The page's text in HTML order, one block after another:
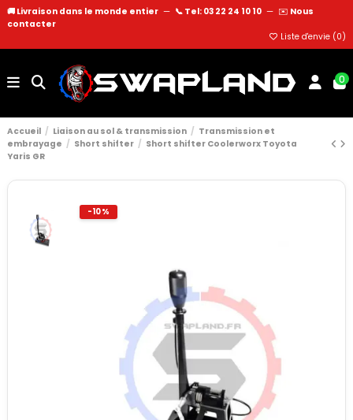
🚚 Livraison dans le monde entier — 📞 Tel: 03 22 24 10 10 — ✉️ Nous
contacter
Liste d'envie (0)
0
Accueil Liaison au sol & transmission
Transmission et
embrayage
Short shifter
Short shifter Coolerworx Toyota
Yaris GR
-10%